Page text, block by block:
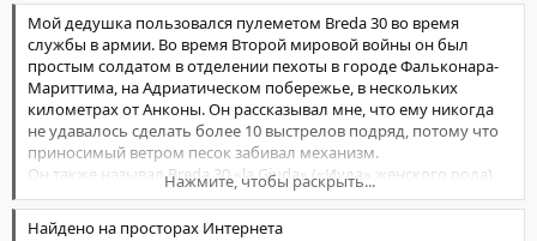
Мой дедушка пользовался пулеметом Breda 30 во время
службы в армии. Во время Второй мировой войны он был
простым солдатом в отделении пехоты в городе Фальконара-
Мариттима, на Адриатическом побережье, в нескольких
километрах от Анконы. Он рассказывал мне, что ему никогда
не удавалось сделать более 10 выстрелов подряд, потому что
приносимый ветром песок забивал механизм.
Он также называл Breda 30 «la Giuda» («Иуда» женского рода)
или «la maledetta troia» («проклятая сука»)…
Нажмите, чтобы раскрыть...
Найдено на просторах Интернета